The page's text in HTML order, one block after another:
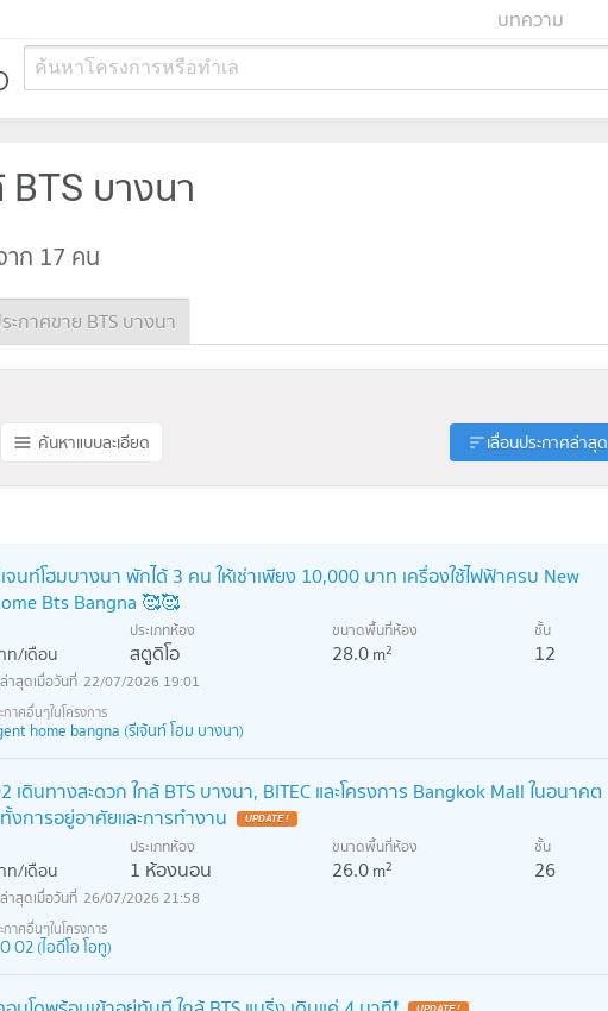
บทความ
ค้นหาโครงการหรือทำเล
BTS บางนา
าก 17 คน
ะกาศขาย BTS บางนา
ค้นหาแบบละเอียด เลื่อนประกาศล่าสุด
จนท์โฮม​บางนา พักได้ 3 คน ให้เช่าเพียง 10,000 บาท เครื่องใช้ไฟฟ้าครบ New
Bts Bangna 🥰🥰
ท/เดือน
ประเภทห้อง
สตูดิโอ
ขนาดพื้นที่ห้อง
28.0m2
ชั้น
12
22/07/2026 19:01
home bangna (รีเจ้นท์ โฮม บางนา)
เดินทางสะดวก ใกล้ BTS บางนา, BITEC และโครงการ Bangkok Mall ในอนาคต
งการอยู่อาศัยและการทำงาน
UPDATE !
ท/เดือน
ประเภทห้อง
1 ห้องนอน
ขนาดพื้นที่ห้อง
26.0m2
ชั้น
26
26/07/2026 21:58
O2 (ไอดีโอ โอทู)